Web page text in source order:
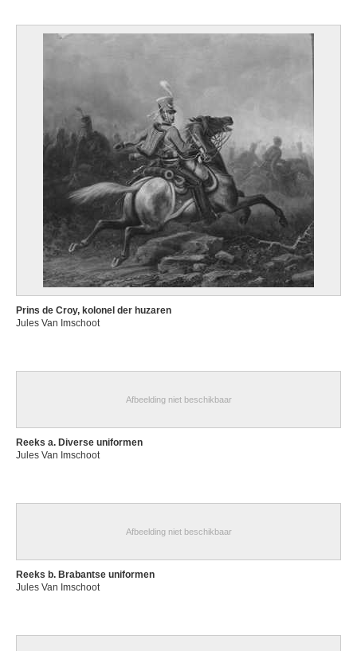
Prins de Croy, kolonel der huzaren
Jules Van Imschoot
Afbeelding niet beschikbaar
Reeks a. Diverse uniformen
Jules Van Imschoot
Afbeelding niet beschikbaar
Reeks b. Brabantse uniformen
Jules Van Imschoot